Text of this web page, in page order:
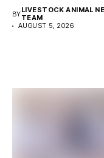
BYLIVESTOCK ANIMAL
TEAM
AUGUST 5, 2026